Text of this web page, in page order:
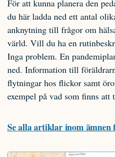
För att kunna planera den
du här ladda ned ett antal
anknytning till frågor om
värld. Vill du ha en
Inga problem. En
ned. Information till
flytningar hos flickor samt
exempel på vad som finns att
Se alla artiklar inom